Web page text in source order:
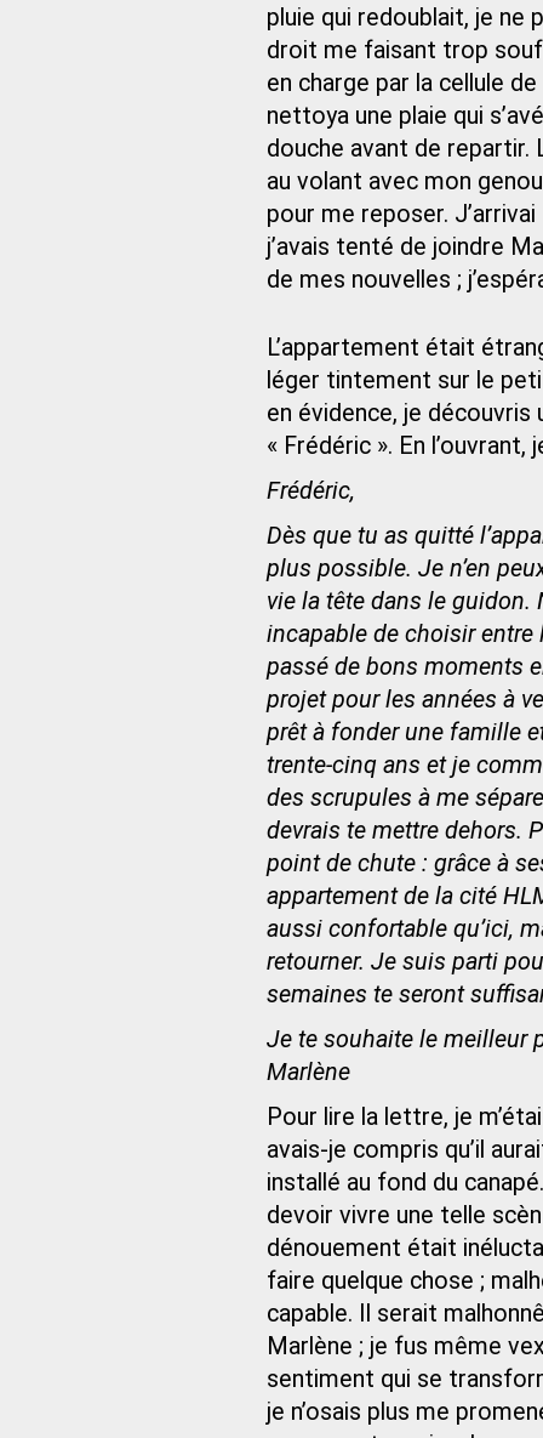
pluie qui redoublait, je ne
droit me faisant trop
en charge par la cellule
nettoya une plaie qui
douche avant de
au volant avec mon
pour me reposer.
j’avais tenté de joindre
de mes nouvelles ;
L’appartement était
léger tintement sur le
en évidence, je découvris
« Frédéric ». En
Frédéric,
Dès que tu as quitté
plus possible. Je n’en
vie la tête dans le guidon.
incapable de choisir entre
passé de bons moments
projet pour les années à
prêt à fonder une famille
trente‑cinq ans et je
des scrupules à me
devrais te mettre dehors.
point de chute : grâce à
appartement de la cité
aussi confortable qu’ici,
retourner. Je suis parti
semaines te seront
Je te souhaite le meilleur
Marlène
Pour lire la lettre, je
avais-je compris qu’il
installé au fond du
devoir vivre une telle
dénouement était
faire quelque chose ;
capable. Il serait
Marlène ; je fus même
sentiment qui se
je n’osais plus me